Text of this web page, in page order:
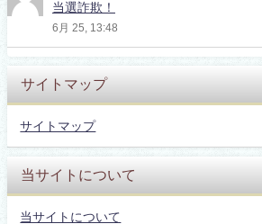
当選詐欺！
6月 25, 13:48
サイトマップ
サイトマップ
当サイトについて
当サイトについて